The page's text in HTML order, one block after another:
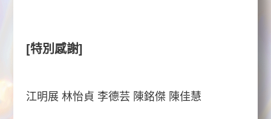
[特別感謝]
江明展 林怡貞 李德芸 陳銘傑 陳佳慧